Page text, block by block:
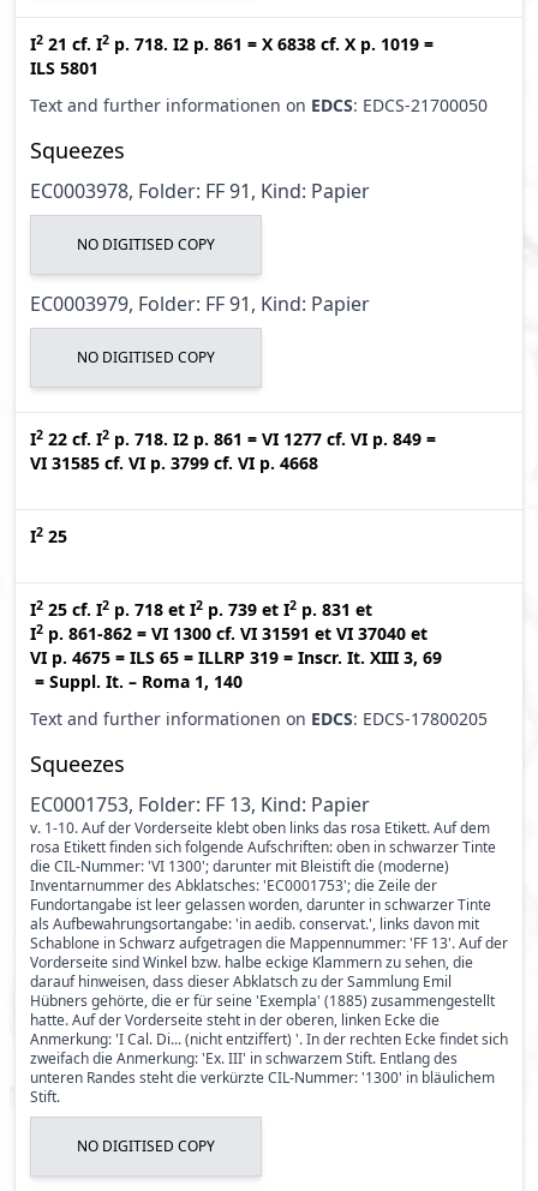
I2 21 cf. I2 p. 718. I2 p. 861 = X 6838 cf. X p. 1019 =
ILS 5801
Text and further informationen on EDCS: EDCS-21700050
Squeezes
EC0003978, Folder: FF 91, Kind: Papier
NO DIGITISED COPY
EC0003979, Folder: FF 91, Kind: Papier
NO DIGITISED COPY
I2 22 cf. I2 p. 718. I2 p. 861 = VI 1277 cf. VI p. 849 =
VI 31585 cf. VI p. 3799 cf. VI p. 4668
I2 25
I2 25 cf. I2 p. 718 et I2 p. 739 et I2 p. 831 et
I2 p. 861-862 = VI 1300 cf. VI 31591 et VI 37040 et
VI p. 4675 = ILS 65 = ILLRP 319 = Inscr. It. XIII 3, 69
= Suppl. It. – Roma 1, 140
Text and further informationen on EDCS: EDCS-17800205
Squeezes
EC0001753, Folder: FF 13, Kind: Papier
v. 1-10. Auf der Vorderseite klebt oben links das rosa Etikett. Auf dem
rosa Etikett finden sich folgende Aufschriften: oben in schwarzer Tinte
die CIL-Nummer: 'VI 1300'; darunter mit Bleistift die (moderne)
Inventarnummer des Abklatsches: 'EC0001753'; die Zeile der
Fundortangabe ist leer gelassen worden, darunter in schwarzer Tinte
als Aufbewahrungsortangabe: 'in aedib. conservat.', links davon mit
Schablone in Schwarz aufgetragen die Mappennummer: 'FF 13'. Auf der
Vorderseite sind Winkel bzw. halbe eckige Klammern zu sehen, die
darauf hinweisen, dass dieser Abklatsch zu der Sammlung Emil
Hübners gehörte, die er für seine 'Exempla' (1885) zusammengestellt
hatte. Auf der Vorderseite steht in der oberen, linken Ecke die
Anmerkung: 'I Cal. Di... (nicht entziffert) '. In der rechten Ecke findet sich
zweifach die Anmerkung: 'Ex. III' in schwarzem Stift. Entlang des
unteren Randes steht die verkürzte CIL-Nummer: '1300' in bläulichem
Stift.
NO DIGITISED COPY